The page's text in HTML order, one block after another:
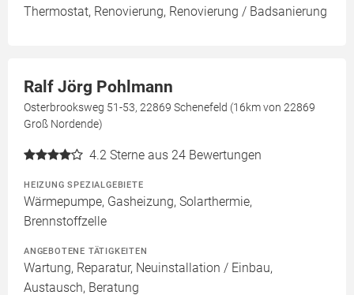
Thermostat, Renovierung, Renovierung / Badsanierung
Ralf Jörg Pohlmann
Osterbrooksweg 51-53, 22869 Schenefeld (16km von 22869
Groß Nordende)
4.2 Sterne aus 24 Bewertungen
HEIZUNG SPEZIALGEBIETE
Wärmepumpe, Gasheizung, Solarthermie,
Brennstoffzelle
ANGEBOTENE TÄTIGKEITEN
Wartung, Reparatur, Neuinstallation / Einbau,
Austausch, Beratung